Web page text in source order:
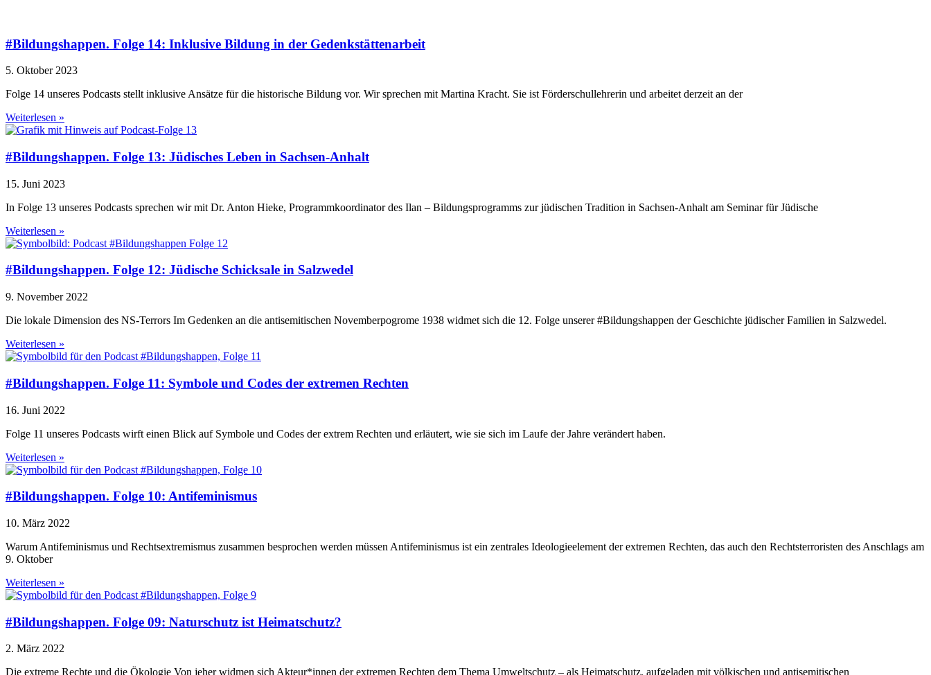
#Bildungshappen. Folge 14: Inklusive Bildung in der Gedenkstättenarbeit
5. Oktober 2023
Folge 14 unseres Podcasts stellt inklusive Ansätze für die historische Bildung vor. Wir sprechen mit Martina Kracht. Sie ist Förderschullehrerin und arbeitet derzeit an der
Weiterlesen »
#Bildungshappen. Folge 13: Jüdisches Leben in Sachsen-Anhalt
15. Juni 2023
In Folge 13 unseres Podcasts sprechen wir mit Dr. Anton Hieke, Programmkoordinator des Ilan – Bildungsprogramms zur jüdischen Tradition in Sachsen-Anhalt am Seminar für Jüdische
Weiterlesen »
#Bildungshappen. Folge 12: Jüdische Schicksale in Salzwedel
9. November 2022
Die lokale Dimension des NS-Terrors Im Gedenken an die antisemitischen Novemberpogrome 1938 widmet sich die 12. Folge unserer #Bildungshappen der Geschichte jüdischer Familien in Salzwedel.
Weiterlesen »
#Bildungshappen. Folge 11: Symbole und Codes der extremen Rechten
16. Juni 2022
Folge 11 unseres Podcasts wirft einen Blick auf Symbole und Codes der extrem Rechten und erläutert, wie sie sich im Laufe der Jahre verändert haben.
Weiterlesen »
#Bildungshappen. Folge 10: Antifeminismus
10. März 2022
Warum Antifeminismus und Rechtsextremismus zusammen besprochen werden müssen Antifeminismus ist ein zentrales Ideologieelement der extremen Rechten, das auch den Rechtsterroristen des Anschlags am
9. Oktober
Weiterlesen »
#Bildungshappen. Folge 09: Naturschutz ist Heimatschutz?
2. März 2022
Die extreme Rechte und die Ökologie Von jeher widmen sich Akteur*innen der extremen Rechten dem Thema Umweltschutz – als Heimatschutz, aufgeladen mit völkischen und antisemitischen